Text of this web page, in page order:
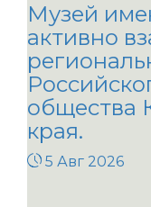
Музей
активно
общества
края.
5 Авг 2026